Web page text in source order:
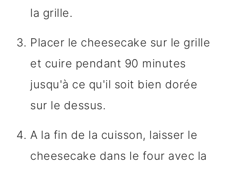
la grille.
Placer le cheesecake sur le grille
et cuire pendant 90 minutes
jusqu'à ce qu'il soit bien dorée
sur le dessus.
A la fin de la cuisson, laisser le
cheesecake dans le four avec la